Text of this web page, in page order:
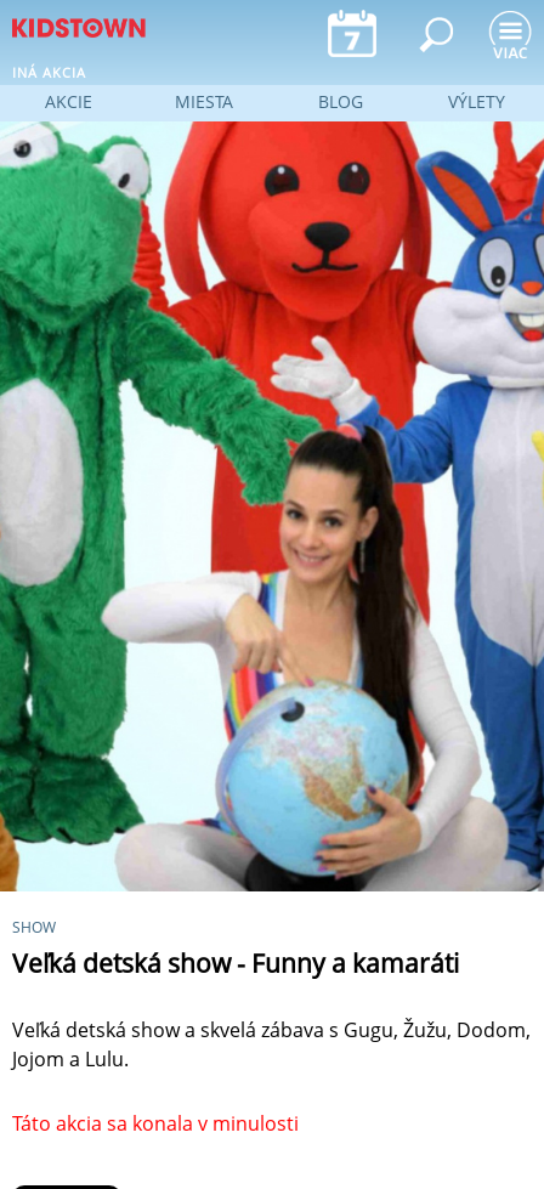
Jump to navigation
INÁ AKCIA
SHOW
Veľká detská show - Funny a kamaráti
Veľká detská show a skvelá zábava s Gugu, Žužu, Dodom,
Jojom a Lulu.
Táto akcia sa konala v minulosti
AKCIE MIESTA BLOG VÝLETY